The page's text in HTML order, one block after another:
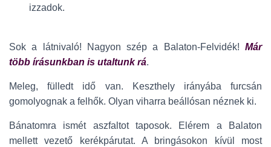
izzadok.
Sok a látnivaló! Nagyon szép a Balaton-Felvidék! Már
több írásunkban is utaltunk rá.
Meleg, fülledt idő van. Keszthely irányába furcsán
gomolyognak a felhők. Olyan viharra beállósan néznek ki.
Bánatomra ismét aszfaltot taposok. Elérem a Balaton
mellett vezető kerékpárutat. A bringásokon kívül most